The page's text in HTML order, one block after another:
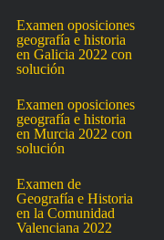
Examen oposiciones
geografía e historia
en Galicia 2022 con
solución
Examen oposiciones
geografía e historia
en Murcia 2022 con
solución
Examen de
Geografía e Historia
en la Comunidad
Valenciana 2022